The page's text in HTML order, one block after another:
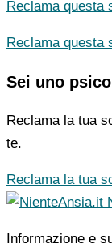
Reclama questa
Reclama questa
Sei uno
Reclama la tua
te.
Reclama la tua
Informazione e